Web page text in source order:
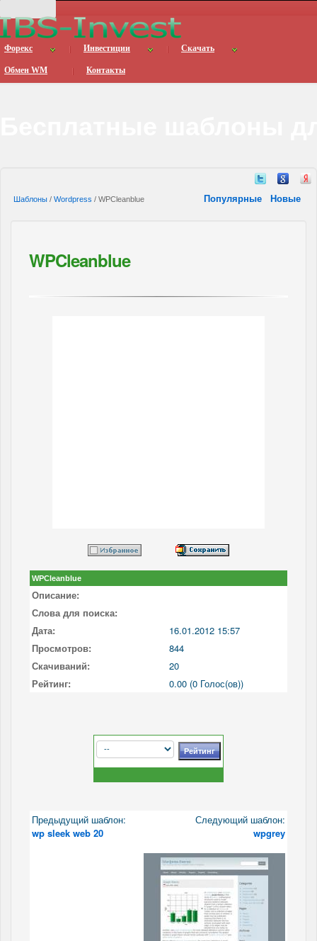
Форекс Инвестиции Скачать
Обмен WM Контакты
Шаблоны / Wordpress / WPCleanblue Популярные Новые
WPCleanblue
WPCleanblue
Описание:
Слова для поиска:
Дата:
16.01.2012 15:57
Просмотров:
844
Скачиваний:
20
Рейтинг:
0.00 (0 Голос(ов))
Предыдущий шаблон:
wp sleek web 20
Следующий шаблон:
wpgrey